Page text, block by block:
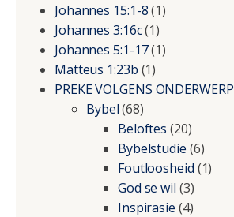
Johannes 15:1-8(1)
Johannes 3:16c(1)
Johannes 5:1-17(1)
Matteus 1:23b (1)
PREKE VOLGENS ONDERWERP
Bybel(68)
Beloftes (20)
Bybelstudie (6)
Foutloosheid (1)
God se wil (3)
Inspirasie (4)